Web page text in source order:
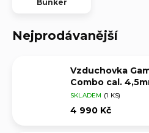
Bunker
Nejprodávanější
Vzduchovka
Combo cal.
SKLADEM (1 KS)
4 990 Kč